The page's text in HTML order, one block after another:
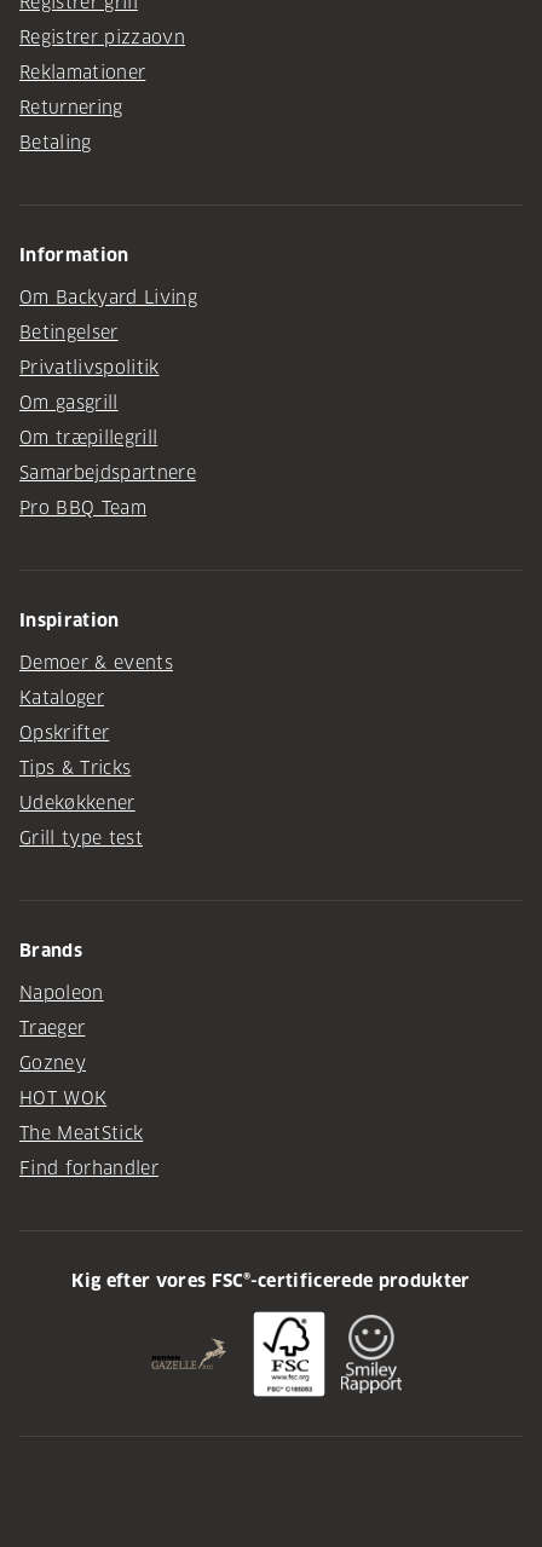
Registrer pizzaovn
Reklamationer
Returnering
Betaling
Information
Om Backyard Living
Betingelser
Privatlivspolitik
Om gasgrill
Om træpillegrill
Samarbejdspartnere
Pro BBQ Team
Inspiration
Demoer & events
Kataloger
Opskrifter
Tips & Tricks
Udekøkkener
Grill type test
Brands
Napoleon
Traeger
Gozney
HOT WOK
The MeatStick
Find forhandler
Kig efter vores FSC®-certificerede produkter